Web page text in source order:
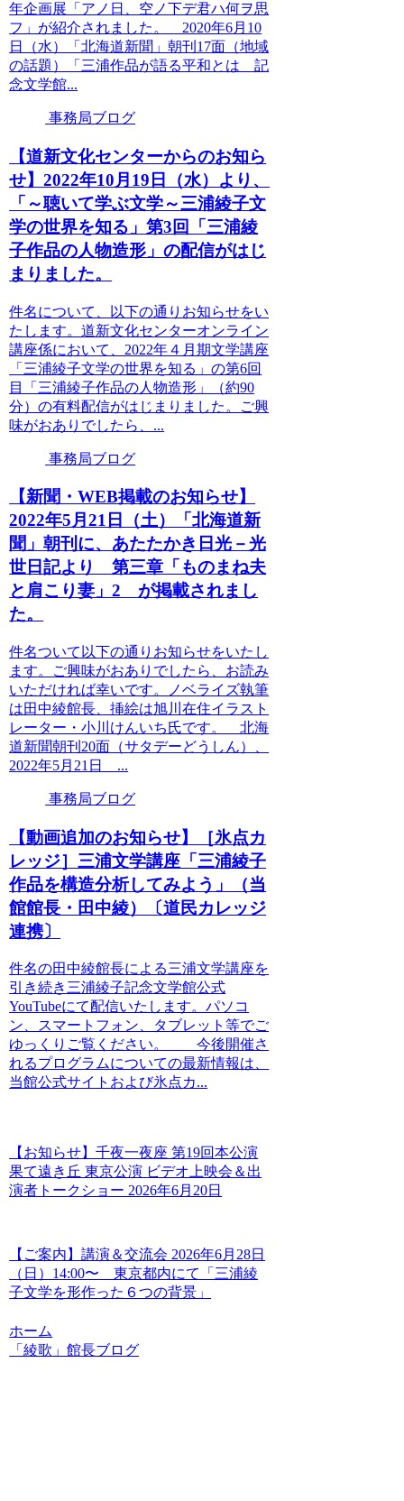
年企画展「アノ日、空ノ下デ君ハ何ヲ思
フ」が紹介されました。 2020年6月10
日（水）「北海道新聞」朝刊17面（地域
の話題）「三浦作品が語る平和とは 記
念文学館...
事務局ブログ
【道新文化センターからのお知ら
せ】2022年10月19日（水）より、
「～聴いて学ぶ文学～三浦綾子文
学の世界を知る」第3回「三浦綾
子作品の人物造形」の配信がはじ
まりました。
件名について、以下の通りお知らせをい
たします。道新文化センターオンライン
講座係において、2022年４月期文学講座
「三浦綾子文学の世界を知る」の第6回
目「三浦綾子作品の人物造形」（約90
分）の有料配信がはじまりました。ご興
味がおありでしたら、...
事務局ブログ
【新聞・WEB掲載のお知らせ】
2022年5月21日（土）「北海道新
聞」朝刊に、あたたかき日光－光
世日記より 第三章「ものまね夫
と肩こり妻」2 が掲載されまし
た。
件名ついて以下の通りお知らせをいたし
ます。ご興味がおありでしたら、お読み
いただければ幸いです。ノベライズ執筆
は田中綾館長、挿絵は旭川在住イラスト
レーター・小川けんいち氏です。 北海
道新聞朝刊20面（サタデーどうしん）、
2022年5月21日 ...
事務局ブログ
【動画追加のお知らせ】［氷点カ
レッジ］三浦文学講座「三浦綾子
作品を構造分析してみよう」（当
館館長・田中綾）〔道民カレッジ
連携〕
件名の田中綾館長による三浦文学講座を
引き続き三浦綾子記念文学館公式
YouTubeにて配信いたします。パソコ
ン、スマートフォン、タブレット等でご
ゆっくりご覧ください。 今後開催さ
れるプログラムについての最新情報は、
当館公式サイトおよび氷点カ...
【お知らせ】千夜一夜座 第19回本公演
果て遠き丘 東京公演 ビデオ上映会＆出
演者トークショー 2026年6月20日
【ご案内】講演＆交流会 2026年6月28日
（日）14:00〜 東京都内にて「三浦綾
子文学を形作った６つの背景」
ホーム
「綾歌」館長ブログ